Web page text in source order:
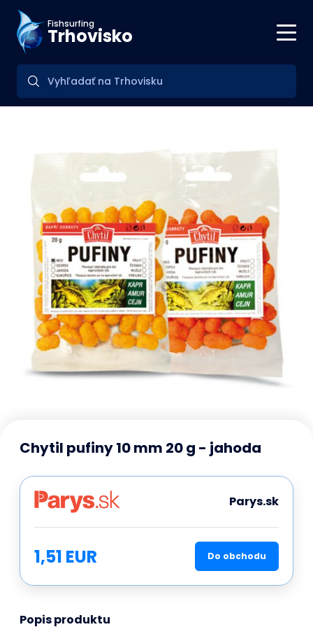
Fishsurfing
Trhovisko
Chytil pufiny 10 mm 20 g - jahoda
Parys.sk
1,51 EUR Do obchodu
Popis produktu